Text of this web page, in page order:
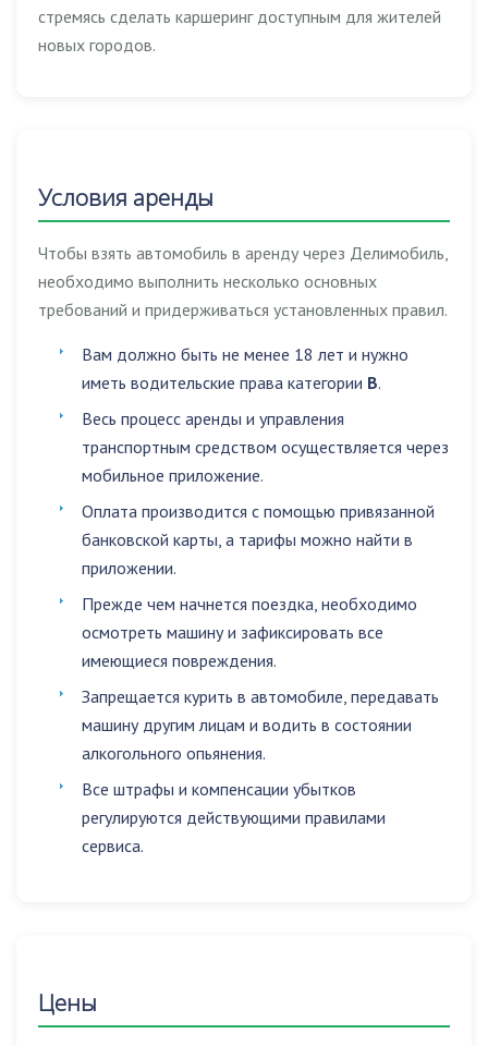
стремясь сделать каршеринг доступным для жителей
новых городов.
Условия аренды
Чтобы взять автомобиль в аренду через Делимобиль,
необходимо выполнить несколько основных
требований и придерживаться установленных правил.
Вам должно быть не менее 18 лет и нужно
иметь водительские права категории B.
Весь процесс аренды и управления
транспортным средством осуществляется через
мобильное приложение.
Оплата производится с помощью привязанной
банковской карты, а тарифы можно найти в
приложении.
Прежде чем начнется поездка, необходимо
осмотреть машину и зафиксировать все
имеющиеся повреждения.
Запрещается курить в автомобиле, передавать
машину другим лицам и водить в состоянии
алкогольного опьянения.
Все штрафы и компенсации убытков
регулируются действующими правилами
сервиса.
Цены